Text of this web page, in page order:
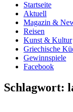
Startseite
Aktuell
Magazin &
Reisen
Kunst & Kultur
Griechische
Gewinnspiele
Facebook
Schlagwort: